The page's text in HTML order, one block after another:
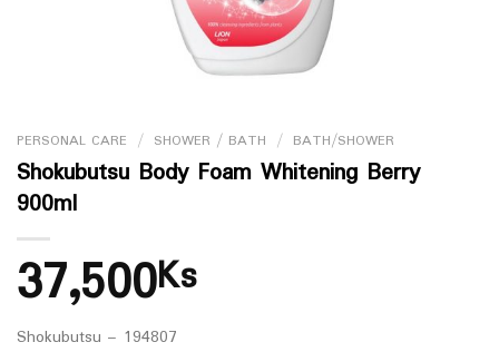
PERSONAL CARE / SHOWER / BATH / BATH/SHOWER
Shokubutsu Body Foam Whitening Berry
900ml
37,500Ks
Shokubutsu – 194807